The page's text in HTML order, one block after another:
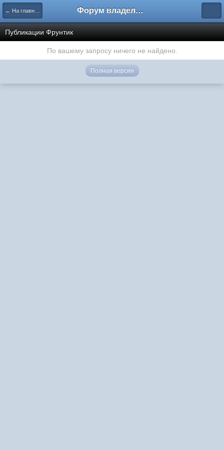
← На главную Форум владельцев интернет-магазинов
Публикации Фрунтик
По вашему запросу ничего не найдено.
Полная версия